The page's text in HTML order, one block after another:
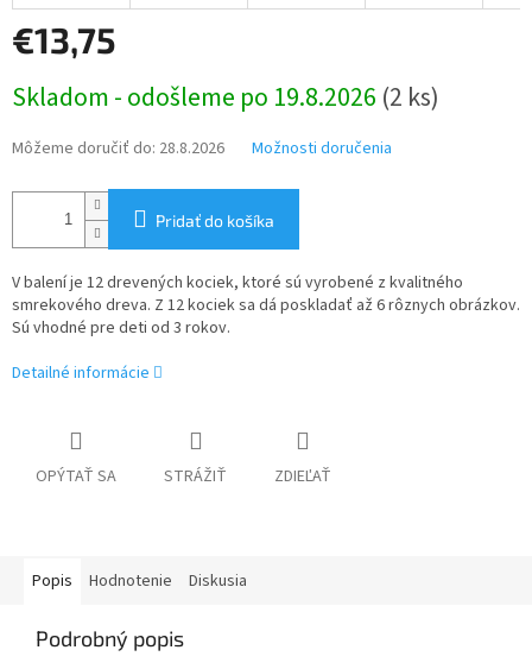
€13,75
cena:
Skladom - odošleme po 19.8.2026 (2 ks)
Môžeme doručiť do: 28.8.2026 Možnosti doručenia
Pridať do košíka
V balení je 12 drevených kociek, ktoré sú vyrobené z kvalitného
smrekového dreva. Z 12 kociek sa dá poskladať až 6 rôznych obrázkov.
Sú vhodné pre deti od 3 rokov.
Detailné informácie
OPÝTAŤ SA STRÁŽIŤ ZDIEĽAŤ
Popis Hodnotenie Diskusia
Podrobný popis